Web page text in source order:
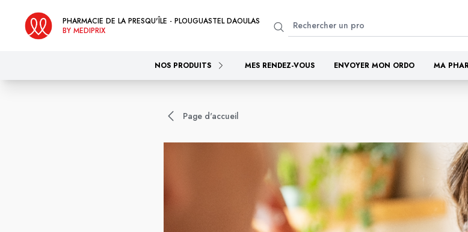
PHARMACIE DE LA PRESQU'ÎLE - PLOUGUASTEL DAOULAS
BY MEDIPRIX
NOS PRODUITS MES RENDEZ-VOUS ENVOYER MON ORDO MA
Page d'accueil